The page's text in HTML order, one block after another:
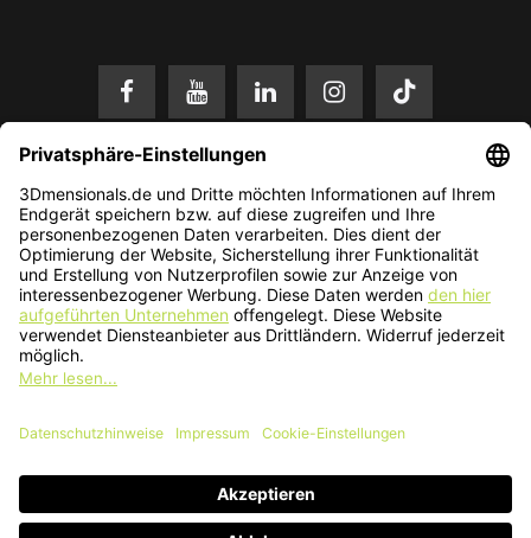
* Alle Preise in EUR inkl. gesetzl. Mehrwertsteuer zzgl. Versandkosten.
Änderungen und Irrtümer vorbehalten. Nur solange der Vorrat reicht.
© 2026 3Dmensionals / PONTIALIS GmbH & Co. KG - All Rights Reserved.​
Kundenbewertung